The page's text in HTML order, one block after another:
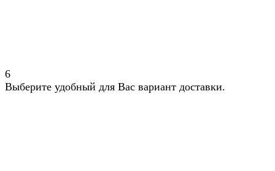
6
Выберите удобный для Вас вариант доставки.